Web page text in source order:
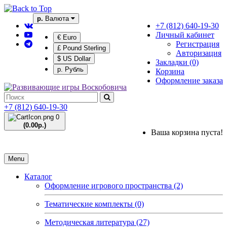
+7 (812) 640-19-30
Личный кабинет
Регистрация
Авторизация
Закладки (0)
Корзина
Оформление заказа
р. Валюта
€ Euro
£ Pound Sterling
$ US Dollar
р. Рубль
+7 (812) 640-19-30
0
(0.00р.)
Ваша корзина пуста!
Menu
Каталог
Оформление игрового пространства (2)
Тематические комплекты (0)
Методическая литература (27)